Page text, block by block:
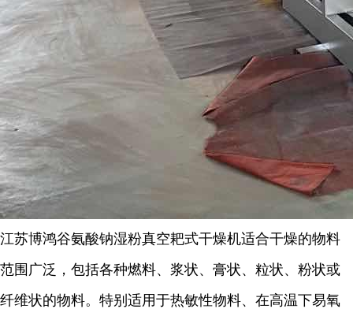
江苏博鸿谷氨酸钠湿粉真空耙式干燥机适合干燥的物料
范围广泛，包括各种燃料、浆状、膏状、粒状、粉状或
纤维状的物料。特别适用于热敏性物料、在高温下易氧